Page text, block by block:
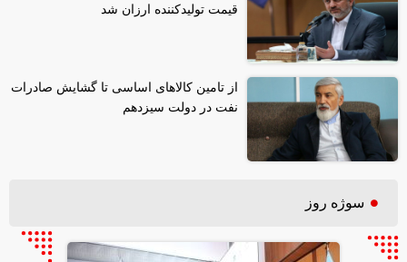
قیمت تولیدکننده ارزان شد
از تامین کالاهای اساسی تا گشایش صادرات
نفت در دولت سیزدهم
سوژه روز